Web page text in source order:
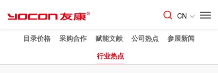
CN
目录价格 采购合作 赋能文献 公司热点
参展新闻
行业热点